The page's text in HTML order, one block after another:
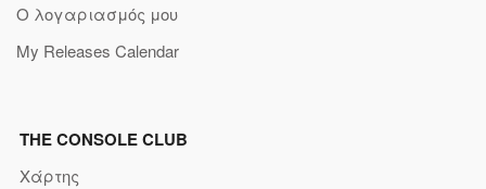
Ο λογαριασμός μου
My Releases Calendar
THE CONSOLE CLUB
Χάρτης